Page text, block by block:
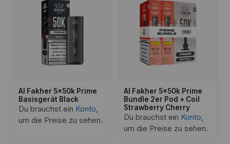
Al Fakher 5x50k Prime
Basisgerät Black
Du brauchst ein Konto,
um die Preise zu sehen.
Al Fakher 5x50k Prime
Bundle 2er Pod + Coil
Strawberry Cherry
Du brauchst ein Konto,
um die Preise zu sehen.